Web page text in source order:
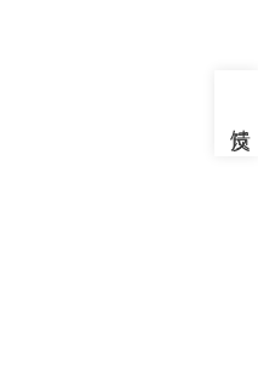
优势：
自己的喜好进行搜索查
，你可以根据自己标签